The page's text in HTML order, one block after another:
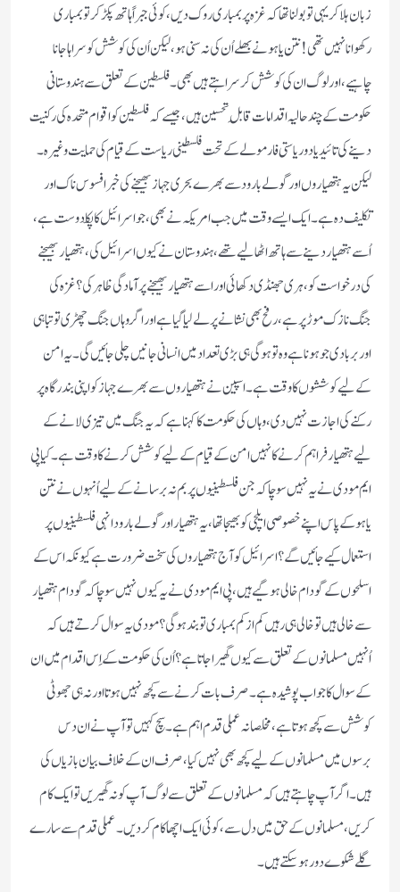
زبان ہلا کر یہی تو بولنا تھا کہ غزہ پر بمباری روک دیں ، کوئی جبراً ہاتھ پکڑ کر تو بمباری
رکھوانا نہیں تھی ! نتن یاہو نے بھلے اُن کی نہ سنی ہو ، لیکن اُن کی کوشش کو سراہا جانا
چاہیے ، اور لوگ ان کی کوشش کر سراہتے ہیں بھی ۔ فلسطین کے تعلق سے ہندوستانی
حکومت کے چند حالیہ اقدامات قابلِ تحسین ہیں ، جیسے کہ فلسطین کو اقوام متحدہ کی رکنیت
دینے کی تائید یا دو ریاستی فارمولے کے تحت فلسطینی ریاست کے قیام کی حمایت وغیرہ ۔
لیکن یہ ہتھیاروں اور گولے بارود سے بھرے بحری جہاز بھیجنے کی خبر افسوس ناک اور
تکلیف دہ ہے ۔ ایک ایسے وقت میں جب امریکہ نے بھی ، جو اسرائیل کا پکّا دوست ہے ،
اُسے ہتھیار دینے سے ہاتھ اٹھا لیے تھے ، ہندوستان نے کیوں اسرائیل کی ، ہتھیار بھیجنے
کی درخواست کو ، ہری جھنڈی دکھائی اور اسے ہتھیار بھیجنے پر آمادگی ظاہر کی؟ غزہ کی
جنگ نازک موڑ پر ہے ، رفح بھی نشانے پر لے لیا گیا ہے اور اگر وہاں جنگ چھڑی تو تباہی
اور بربادی جو ہونا ہے وہ تو ہوگی ہی بڑی تعداد میں انسانی جانیں چلی جائیں گی ۔ یہ امن
کے لیے کوششوں کا وقت ہے ۔ اسپین نے ہتھیاروں سے بھرے جہاز کو اپنی بندرگاہ پر
رکنے کی اجازت نہیں دی ، وہاں کی حکومت کا کہنا ہے کہ یہ جنگ میں تیزی لانے کے
لیے ہتھیار فراہم کرنے کا نہیں امن کے قیام کے لیے کوشش کرنے کا وقت ہے ۔ کیا پی
ایم مودی نے یہ نہیں سوچا کہ جن فلسطینیوں پر بم نہ برسانے کے لیے اُنہوں نے نتن
یاہو کے پاس اپنے خصوصی ایلچی کو بھیجا تھا ، یہ ہتھیار اور گولے بارود انہی فلسطینیوں پر
استعمال کیے جائیں گے؟ اسرائیل کو آج ہتھیاروں کی سخت ضرورت ہے کیونکہ اس کے
اسلحوں کے گودام خالی ہو گیے ہیں ، پی ایم مودی نے یہ کیوں نہیں سوچا کہ گودام ہتھیار
سے خالی ہیں تو خالی ہی رہیں کم از کم بمباری تو بند ہوگی؟ مودی یہ سوال کرتے ہیں کہ
اُنہیں مسلمانوں کے تعلق سے کیوں گھیرا جاتا ہے؟ اُن کی حکومت کے اِس اقدام میں ان
کے سوال کا جواب پوشیدہ ہے ۔ صرف بات کرنے سے کچھ نہیں ہوتا اور نہ ہی جھوٹی
کوشش سے کچھ ہوتا ہے ، مخلصانہ عملی قدم اہم ہے ۔ سچ کہیں تو آپ نے ان دس
برسوں میں مسلمانوں کے لیے کچھ بھی نہیں کیا ، صرف ان کے خلاف بیان بازیاں کی
ہیں ۔ اگر آپ چاہتے ہیں کہ مسلمانوں کے تعلق سے لوگ آپ کو نہ گھیریں تو ایک کام
کریں ، مسلمانوں کے حق میں دل سے ، کوئی ایک اچھا کام کردیں ۔ عملی قدم سے سارے
گلے شکوے دور ہو سکتے ہیں ۔